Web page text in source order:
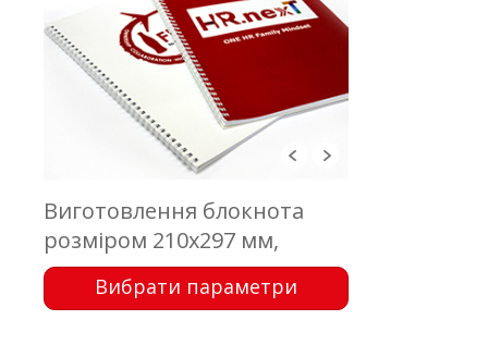
Виготовлення блокнота
розміром 210х297 мм,
обкладинка - цифровий
друк; блок - 50 аркушів,
Вибрати параметри